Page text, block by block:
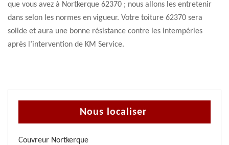
que vous avez à Nortkerque 62370 ; nous allons les entretenir
dans selon les normes en vigueur. Votre toiture 62370 sera
solide et aura une bonne résistance contre les intempéries
après l’intervention de KM Service.
Nous localiser
Couvreur Nortkerque